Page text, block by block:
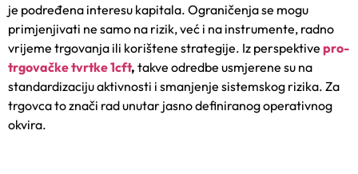
je podređena interesu kapitala. Ograničenja se mogu
primjenjivati ne samo na rizik, već i na instrumente, radno
vrijeme trgovanja ili korištene strategije. Iz perspektive pro-
trgovačke tvrtke 1cft, takve odredbe usmjerene su na
standardizaciju aktivnosti i smanjenje sistemskog rizika. Za
trgovca to znači rad unutar jasno definiranog operativnog
okvira.